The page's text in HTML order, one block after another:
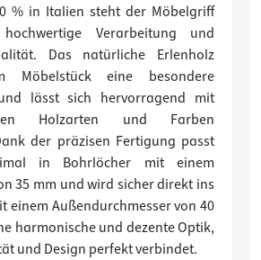
% in Italien steht der Möbelgriff
Verarbeitung und
Das natürliche Erlenholz
Möbelstück eine besondere
lässt sich hervorragend mit
Holzarten und Farben
der präzisen Fertigung passt
in Bohrlöcher mit einem
35 mm und wird sicher direkt ins
einem Außendurchmesser von 40
harmonische und dezente Optik,
und Design perfekt verbindet.